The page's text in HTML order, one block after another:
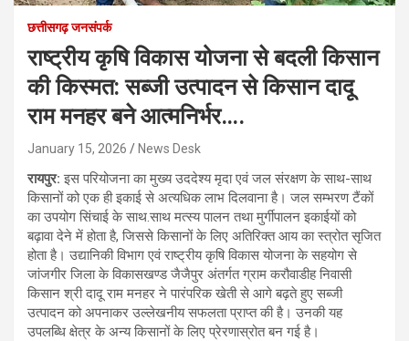
छत्तीसगढ़ जनसंपर्क
राष्ट्रीय कृषि विकास योजना से बदली किसान
की किस्मत: सब्जी उत्पादन से किसान दादू
राम मनहर बने आत्मनिर्भर….
January 15, 2026 News Desk
रायपुर:इस परियोजना का मुख्य उददेश्य मृदा एवं जल संरक्षण के साथ-साथ
किसानों को एक ही इकाई से अत्यधिक लाभ दिलवाना है। जल सम्भरण टैंकों
का उपयोग सिंचाई के साथ.साथ मत्स्य पालन तथा मुर्गीपालन इकाईयों को
बढ़ावा देने में होता है, जिससे किसानों के लिए अतिरिक्त आय का स्त्रोत सृजित
होता है। उद्यानिकी विभाग एवं राष्ट्रीय कृषि विकास योजना के सहयोग से
जांजगीर जिला के विकासखण्ड जैजैपुर अंतर्गत ग्राम करौवाडीह निवासी
किसान श्री दादू राम मनहर ने पारंपरिक खेती से आगे बढ़ते हुए सब्जी
उत्पादन को अपनाकर उल्लेखनीय सफलता प्राप्त की है। उनकी यह
उपलब्धि क्षेत्र के अन्य किसानों के लिए प्रेरणास्रोत बन गई है।